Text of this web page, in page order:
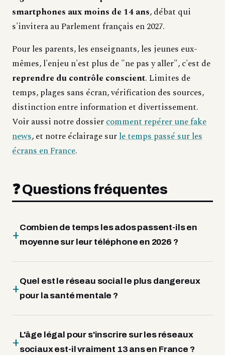
smartphones aux moins de 14 ans, débat qui
s'invitera au Parlement français en 2027.
Pour les parents, les enseignants, les jeunes eux-
mêmes, l'enjeu n'est plus de "ne pas y aller", c'est de
reprendre du contrôle conscient. Limites de
temps, plages sans écran, vérification des sources,
distinction entre information et divertissement.
Voir aussi notre dossiercomment repérer une fake
news, et notre éclairage surle temps passé sur les
écrans en France.
❓ Questions fréquentes
Combien de temps les ados passent-ils en
moyenne sur leur téléphone en 2026 ?
Quel est le réseau social le plus dangereux
pour la santé mentale ?
L'âge légal pour s'inscrire sur les réseaux
sociaux est-il vraiment 13 ans en France ?